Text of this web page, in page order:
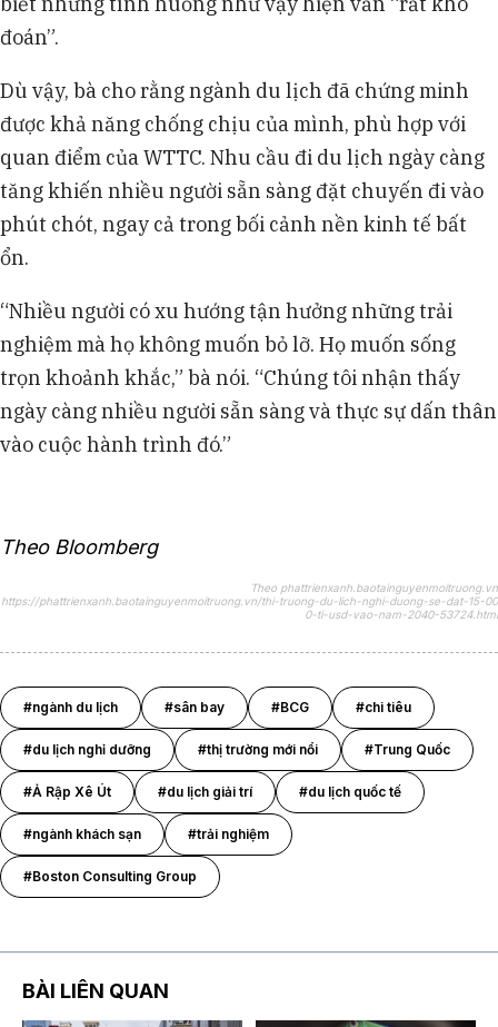
đoán”.
Dù vậy, bà cho rằng ngành du lịch đã chứng minh
được khả năng chống chịu của mình, phù hợp với
quan điểm của WTTC. Nhu cầu đi du lịch ngày càng
tăng khiến nhiều người sẵn sàng đặt chuyến đi vào
phút chót, ngay cả trong bối cảnh nền kinh tế bất
ổn.
“Nhiều người có xu hướng tận hưởng những trải
nghiệm mà họ không muốn bỏ lỡ. Họ muốn sống
trọn khoảnh khắc,” bà nói. “Chúng tôi nhận thấy
ngày càng nhiều người sẵn sàng và thực sự dấn thân
vào cuộc hành trình đó.”
Theo Bloomberg
Theo phattrienxanh.baotainguyenmoitruong.vn
https://phattrienxanh.baotainguyenmoitruong.vn/thi-truong-du-lich-nghi-duong-se-dat-15-00
0-ti-usd-vao-nam-2040-53724.html
#ngành du lịch #sân bay #BCG #chi tiêu
#du lịch nghỉ dưỡng #thị trường mới nổi #Trung Quốc
#Ả Rập Xê Út #du lịch giải trí #du lịch quốc tế
#ngành khách sạn #trải nghiệm
#Boston Consulting Group
BÀI LIÊN QUAN